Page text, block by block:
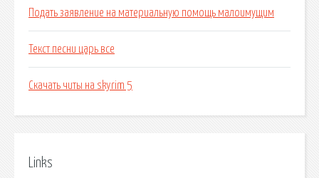
Подать заявление на материальную помощь малоимущим
Текст песни царь все
Скачать читы на skyrim 5
Links